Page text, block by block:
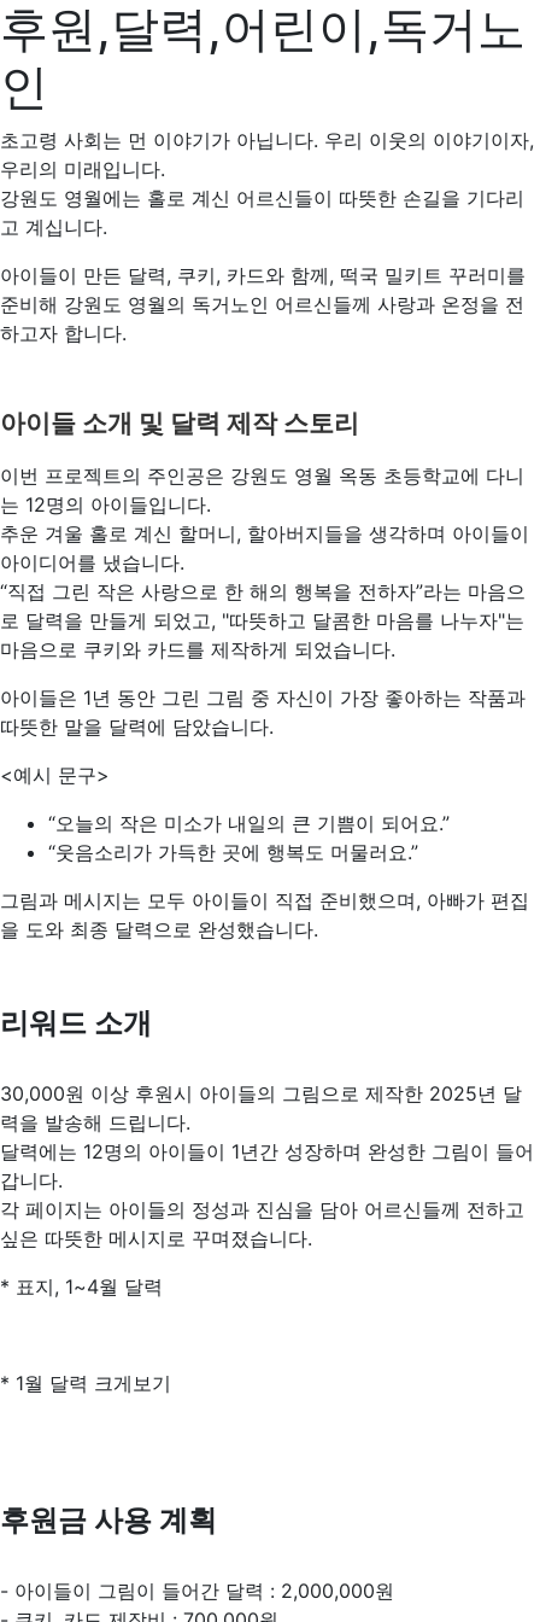
후원,달력,어린이,독거노
인
초고령 사회는 먼 이야기가 아닙니다. 우리 이웃의 이야기이자,
우리의 미래입니다.
강원도 영월에는 홀로 계신 어르신들이 따뜻한 손길을 기다리
고 계십니다.
아이들이 만든 달력, 쿠키, 카드와 함께, 떡국 밀키트 꾸러미를
준비해 강원도 영월의 독거노인 어르신들께 사랑과 온정을 전
하고자 합니다.
아이들 소개 및 달력 제작 스토리
이번 프로젝트의 주인공은 강원도 영월 옥동 초등학교에 다니
는 12명의 아이들입니다.
추운 겨울 홀로 계신 할머니, 할아버지들을 생각하며 아이들이
아이디어를 냈습니다.
“직접 그린 작은 사랑으로 한 해의 행복을 전하자”라는 마음으
로 달력을 만들게 되었고, "따뜻하고 달콤한 마음를 나누자"는
마음으로 쿠키와 카드를 제작하게 되었습니다.
아이들은 1년 동안 그린 그림 중 자신이 가장 좋아하는 작품과
따뜻한 말을 달력에 담았습니다.
<예시 문구>
“오늘의 작은 미소가 내일의 큰 기쁨이 되어요.”
“웃음소리가 가득한 곳에 행복도 머물러요.”
그림과 메시지는 모두 아이들이 직접 준비했으며, 아빠가 편집
을 도와 최종 달력으로 완성했습니다.
리워드 소개
30,000원 이상 후원시 아이들의 그림으로 제작한 2025년 달
력을 발송해 드립니다.
달력에는 12명의 아이들이 1년간 성장하며 완성한 그림이 들어
갑니다.
각 페이지는 아이들의 정성과 진심을 담아 어르신들께 전하고
싶은 따뜻한 메시지로 꾸며졌습니다.
* 표지, 1~4월 달력
* 1월 달력 크게보기
후원금 사용 계획
- 아이들이 그림이 들어간 달력 : 2,000,000원